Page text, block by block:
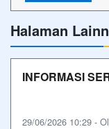
Halaman
INFORMASI
29/06/2026 10:29 -